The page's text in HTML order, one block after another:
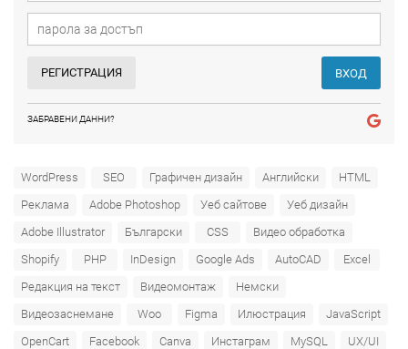
РЕГИСТРАЦИЯ ВХОД
ЗАБРАВЕНИ ДАННИ?
WordPress SEO Графичен дизайн Английски
HTML
Реклама
Adobe Photoshop Уеб сайтове
Уеб дизайн
Adobe Illustrator
Български CSS
Видео обработка
Shopify
PHP InDesign Google Ads AutoCAD
Excel
Редакция на текст
Видеомонтаж
Немски
Видеозаснемане
Woo Figma Илюстрация
JavaScript
OpenCart
Facebook Canva Инстаграм MySQL
UX/UI